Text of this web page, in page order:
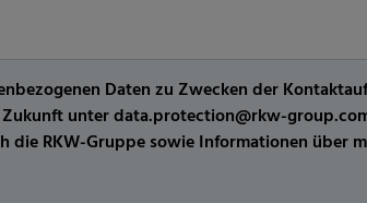
Daten zu Zwecken der
unter data.protection@rkw-
RKW-Gruppe sowie Informationen über